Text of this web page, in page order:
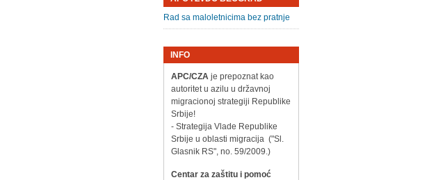
Rad sa maloletnicima bez pratnje
INFO
APC/CZAje prepoznat kao
autoritet u azilu u državnoj
migracionoj strategiji Republike
Srbije!
- Strategija Vlade Republike
Srbije u oblasti migracija ("Sl.
Glasnik RS", no. 59/2009.)
Centar za zaštitu i pomoć